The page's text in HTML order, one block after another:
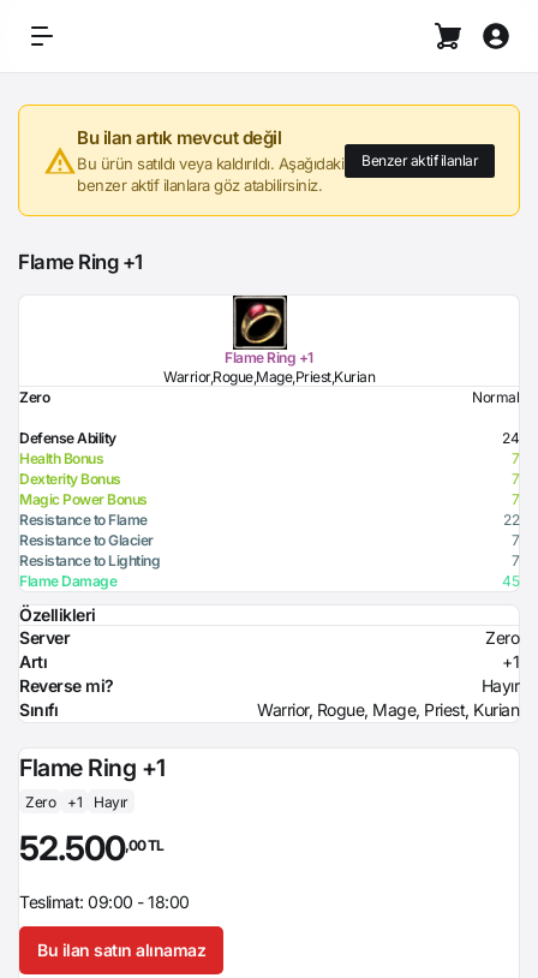
Bu ilan artık mevcut değil
Bu ürün satıldı veya kaldırıldı. Aşağıdaki
benzer aktif ilanlara göz atabilirsiniz.
Benzer aktif ilanlar
Flame Ring +1
Flame Ring +1
Warrior,Rogue,Mage,Priest,Kurian
Zero
Normal
Defense Ability
24
Health Bonus
7
Dexterity Bonus
7
Magic Power Bonus
7
Resistance to Flame
22
Resistance to Glacier
7
Resistance to Lighting
7
Flame Damage
45
Özellikleri
Server
Zero
Artı
+1
Reverse mi?
Hayır
Sınıfı
Warrior, Rogue, Mage, Priest, Kurian
Flame Ring +1
Zero +1 Hayır
52.500,00 TL
Teslimat: 09:00 - 18:00
Bu ilan satın alınamaz